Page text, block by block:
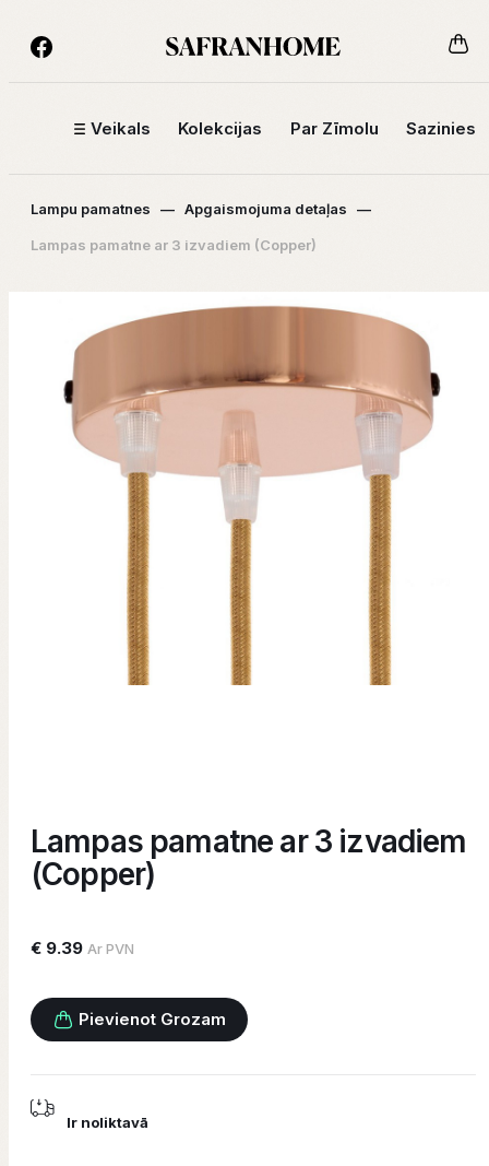
Veikals Kolekcijas Par Zīmolu Sazinies
Lampu pamatnes — Apgaismojuma detaļas —
Lampas pamatne ar 3 izvadiem (Copper)
Lampas pamatne ar 3 izvadiem
(Copper)
€ 9.39 Ar PVN
Pievienot Grozam
Ir noliktavā